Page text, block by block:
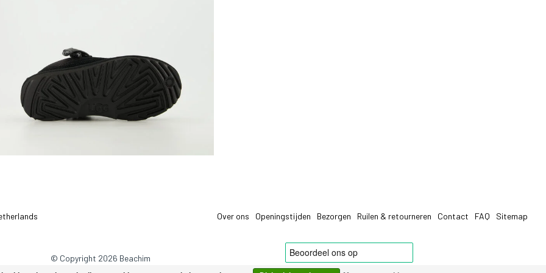
Over ons Openingstijden Bezorgen Ruilen & retourneren Contact FAQ Sitemap
© Copyright 2026 Beachim